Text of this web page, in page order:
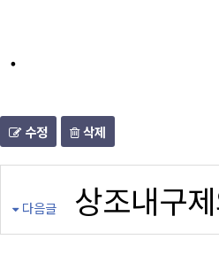
.
수정 삭제
다음글 상조내구